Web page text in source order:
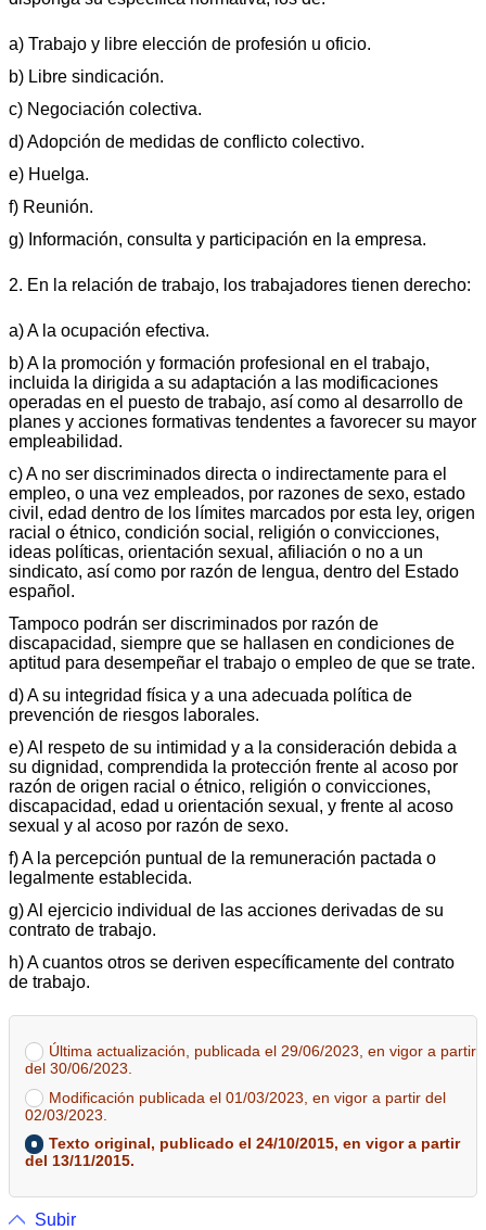
a) Trabajo y libre elección de profesión u oficio.
b) Libre sindicación.
c) Negociación colectiva.
d) Adopción de medidas de conflicto colectivo.
e) Huelga.
f) Reunión.
g) Información, consulta y participación en la empresa.
2. En la relación de trabajo, los trabajadores tienen derecho:
a) A la ocupación efectiva.
b) A la promoción y formación profesional en el trabajo,
incluida la dirigida a su adaptación a las modificaciones
operadas en el puesto de trabajo, así como al desarrollo de
planes y acciones formativas tendentes a favorecer su mayor
empleabilidad.
c) A no ser discriminados directa o indirectamente para el
empleo, o una vez empleados, por razones de sexo, estado
civil, edad dentro de los límites marcados por esta ley, origen
racial o étnico, condición social, religión o convicciones,
ideas políticas, orientación sexual, afiliación o no a un
sindicato, así como por razón de lengua, dentro del Estado
español.
Tampoco podrán ser discriminados por razón de
discapacidad, siempre que se hallasen en condiciones de
aptitud para desempeñar el trabajo o empleo de que se trate.
d) A su integridad física y a una adecuada política de
prevención de riesgos laborales.
e) Al respeto de su intimidad y a la consideración debida a
su dignidad, comprendida la protección frente al acoso por
razón de origen racial o étnico, religión o convicciones,
discapacidad, edad u orientación sexual, y frente al acoso
sexual y al acoso por razón de sexo.
f) A la percepción puntual de la remuneración pactada o
legalmente establecida.
g) Al ejercicio individual de las acciones derivadas de su
contrato de trabajo.
h) A cuantos otros se deriven específicamente del contrato
de trabajo.
Última actualización, publicada el 29/06/2023, en vigor a partir
del 30/06/2023.
Modificación publicada el 01/03/2023, en vigor a partir del
02/03/2023.
Texto original, publicado el 24/10/2015, en vigor a partir
del 13/11/2015.
Subir